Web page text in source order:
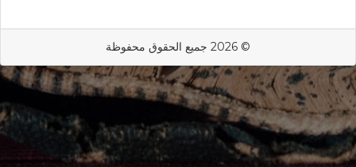
© 2026 جميع الحقوق محفوظة